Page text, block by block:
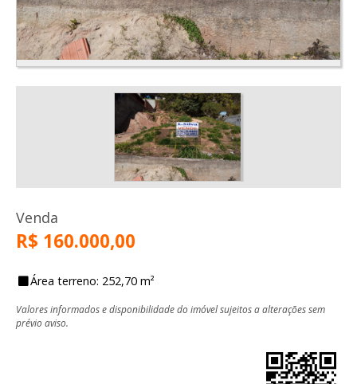
Venda
R$ 160.000,00
Área terreno: 252,70 m²
Valores informados e disponibilidade do imóvel sujeitos a alterações sem
prévio aviso.